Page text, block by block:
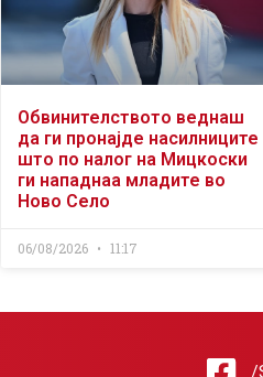
Обвинителството веднаш
да ги пронајде насилниците
што по налог на Мицкоски
ги нападнаа младите во
Ново Село
06/08/2026 11:17
/